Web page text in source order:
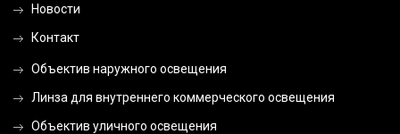
Новости
Контакт
Объектив наружного освещения
Линза для внутреннего коммерческого освещения
Объектив уличного освещения